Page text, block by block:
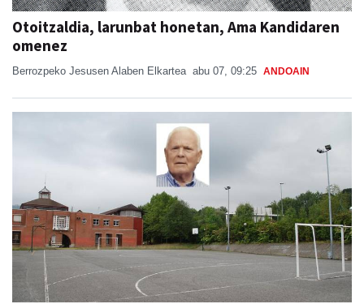
Otoitzaldia, larunbat honetan, Ama Kandidaren
omenez
Berrozpeko Jesusen Alaben Elkartea abu 07, 09:25 ANDOAIN